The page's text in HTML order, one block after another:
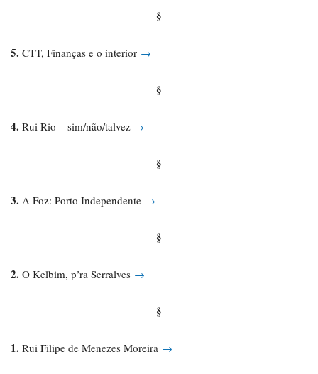
§
5. CTT, Finanças e o interior →
§
4. Rui Rio – sim/não/talvez →
§
3. A Foz: Porto Independente →
§
2. O Kelbim, p’ra Serralves →
§
1. Rui Filipe de Menezes Moreira →